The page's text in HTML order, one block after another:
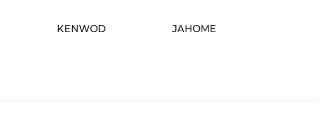
KENWOD JAHOME